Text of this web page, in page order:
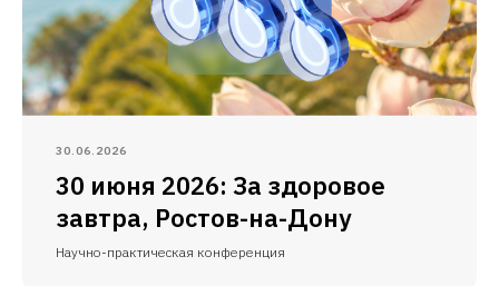
30.06.2026
30 июня 2026: За здоровое
завтра, Ростов-на-Дону
Научно-практическая конференция